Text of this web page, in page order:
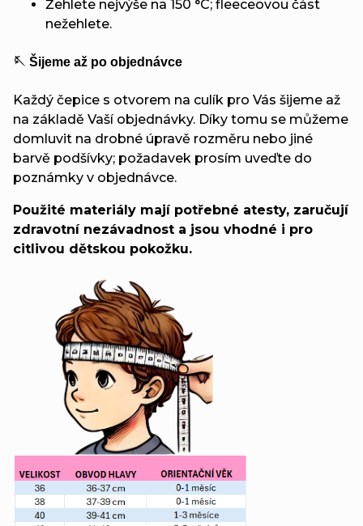
Žehlete nejvýše na 150 °C; fleeceovou část
nežehlete.
🪡 Šijeme až po objednávce
Každý čepice s otvorem na culík pro Vás šijeme až
na základě Vaší objednávky. Díky tomu se můžeme
domluvit na drobné úpravě rozměru nebo jiné
barvě podšívky; požadavek prosím uveďte do
poznámky v objednávce.
Použité materiály mají potřebné atesty, zaručují
zdravotní nezávadnost a jsou vhodné i pro
citlivou dětskou pokožku.